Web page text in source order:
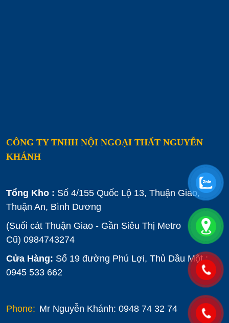
CÔNG TY TNHH NỘI NGOẠI THẤT NGUYỄN
KHÁNH
Tổng Kho : Số 4/155 Quốc Lộ 13, Thuận Giao,
Thuận An, Bình Dương
(Suối cát Thuận Giao - Gần Siêu Thị Metro
Cũ) 0984743274
Cửa Hàng: Số 19 đường Phú Lợi, Thủ Dầu Một :
0945 533 662
Phone: Mr Nguyễn Khánh: 0948 74 32 74